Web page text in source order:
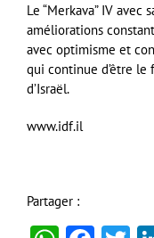
Le “Merkava” IV
améliorations
avec optimisme et
qui continue d’être le
d’Israël.
www.idf.il
Partager :